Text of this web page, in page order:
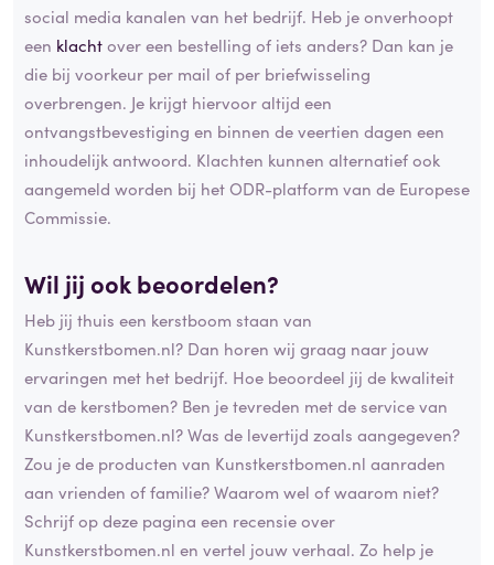
social media kanalen van het bedrijf. Heb je onverhoopt
een klachtover een bestelling of iets anders? Dan kan je
die bij voorkeur per mail of per briefwisseling
overbrengen. Je krijgt hiervoor altijd een
ontvangstbevestiging en binnen de veertien dagen een
inhoudelijk antwoord. Klachten kunnen alternatief ook
aangemeld worden bij het ODR-platform van de Europese
Commissie.
Wil jij ook beoordelen?
Heb jij thuis een kerstboom staan van
Kunstkerstbomen.nl? Dan horen wij graag naar jouw
ervaringen met het bedrijf. Hoe beoordeel jij de kwaliteit
van de kerstbomen? Ben je tevreden met de service van
Kunstkerstbomen.nl? Was de levertijd zoals aangegeven?
Zou je de producten van Kunstkerstbomen.nl aanraden
aan vrienden of familie? Waarom wel of waarom niet?
Schrijf op deze pagina een recensie over
Kunstkerstbomen.nl en vertel jouw verhaal. Zo help je